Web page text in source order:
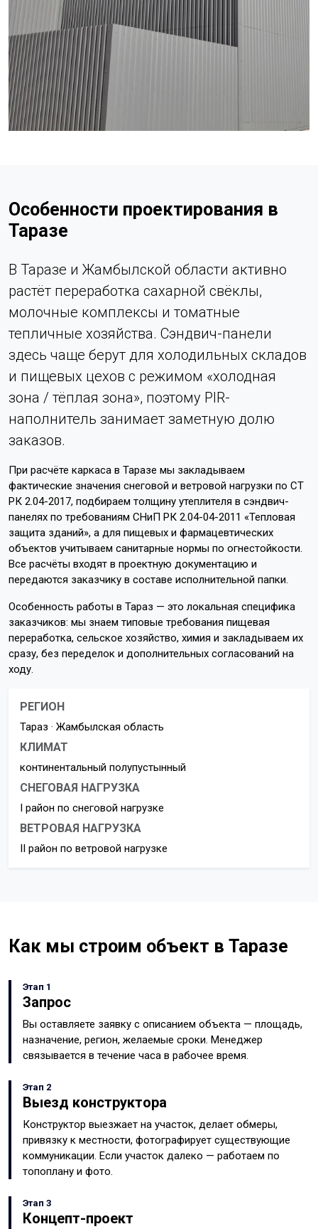
Особенности проектирования в
Таразе
В Таразе и Жамбылской области активно
растёт переработка сахарной свёклы,
молочные комплексы и томатные
тепличные хозяйства. Сэндвич-панели
здесь чаще берут для холодильных складов
и пищевых цехов с режимом «холодная
зона / тёплая зона», поэтому PIR-
наполнитель занимает заметную долю
заказов.
При расчёте каркаса в Таразе мы закладываем
фактические значения снеговой и ветровой нагрузки по СТ
РК 2.04-2017, подбираем толщину утеплителя в сэндвич-
панелях по требованиям СНиП РК 2.04-04-2011 «Тепловая
защита зданий», а для пищевых и фармацевтических
объектов учитываем санитарные нормы по огнестойкости.
Все расчёты входят в проектную документацию и
передаются заказчику в составе исполнительной папки.
Особенность работы в Тараз — это локальная специфика
заказчиков: мы знаем типовые требования пищевая
переработка, сельское хозяйство, химия и закладываем их
сразу, без переделок и дополнительных согласований на
ходу.
РЕГИОН
Тараз · Жамбылская область
КЛИМАТ
континентальный полупустынный
СНЕГОВАЯ НАГРУЗКА
I район по снеговой нагрузке
ВЕТРОВАЯ НАГРУЗКА
II район по ветровой нагрузке
Как мы строим объект в Таразе
Этап 1
Запрос
Вы оставляете заявку с описанием объекта — площадь,
назначение, регион, желаемые сроки. Менеджер
связывается в течение часа в рабочее время.
Этап 2
Выезд конструктора
Конструктор выезжает на участок, делает обмеры,
привязку к местности, фотографирует существующие
коммуникации. Если участок далеко — работаем по
топоплану и фото.
Этап 3
Концепт-проект